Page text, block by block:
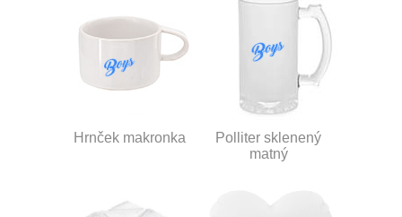
Hrnček makronka
Polliter sklenený
matný